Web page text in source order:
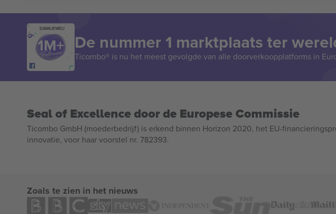
DANKJEWEL!
De nummer 1 marktplaats ter
Ticombo® is nu het meest gevolgde van alle doorverkoopplatforms in
Seal of Excellence door de Europese Commissie
Ticombo GmbH (moederbedrijf) is erkend binnen Horizon 2020, het EU-
innovatie, voor haar voorstel nr. 782393.
Zoals te zien in het nieuws